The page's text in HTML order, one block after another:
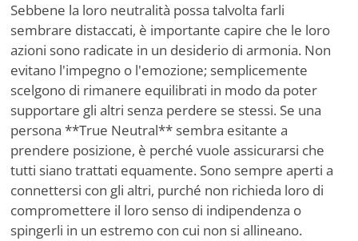
Sebbene la loro neutralità possa talvolta farli
sembrare distaccati, è importante capire che le loro
azioni sono radicate in un desiderio di armonia. Non
evitano l'impegno o l'emozione; semplicemente
scelgono di rimanere equilibrati in modo da poter
supportare gli altri senza perdere se stessi. Se una
persona **True Neutral** sembra esitante a
prendere posizione, è perché vuole assicurarsi che
tutti siano trattati equamente. Sono sempre aperti a
connettersi con gli altri, purché non richieda loro di
compromettere il loro senso di indipendenza o
spingerli in un estremo con cui non si allineano.